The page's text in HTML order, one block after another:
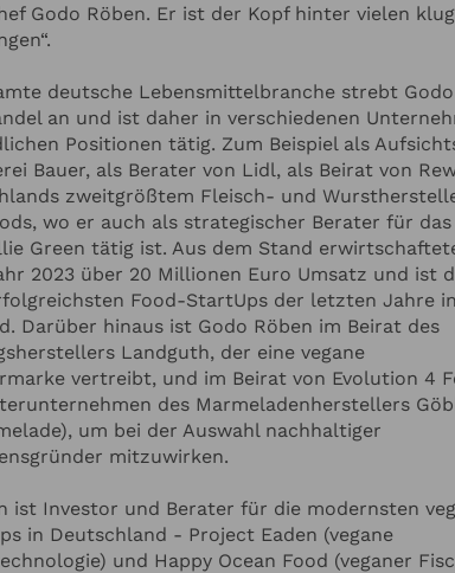
Godo Röben. Er ist der Kopf hinter vielen
deutsche Lebensmittelbranche strebt
an und ist daher in verschiedenen
Positionen tätig. Zum Beispiel als
Bauer, als Berater von Lidl, als Beirat von
zweitgrößtem Fleisch- und
wo er auch als strategischer Berater für das
Green tätig ist. Aus dem Stand
2023 über 20 Millionen Euro Umsatz und ist
Food-StartUps der letzten Jahre in
Darüber hinaus ist Godo Röben im Beirat des
Landguth, der eine vegane
vertreibt, und im Beirat von Evolution 4
des Marmeladenherstellers
um bei der Auswahl nachhaltiger
mitzuwirken.
ist Investor und Berater für die modernsten
in Deutschland - Project Eaden (vegane
und Happy Ocean Food (veganer
Hinzufügen